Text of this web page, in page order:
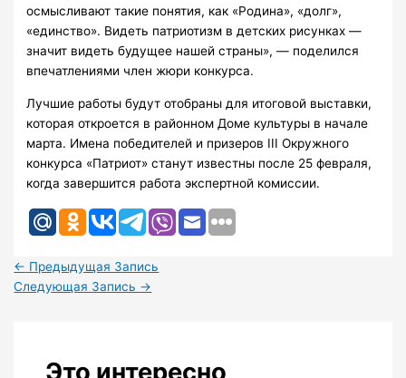
осмысливают такие понятия, как «Родина», «долг»,
«единство». Видеть патриотизм в детских рисунках —
значит видеть будущее нашей страны», — поделился
впечатлениями член жюри конкурса.
Лучшие работы будут отобраны для итоговой выставки,
которая откроется в районном Доме культуры в начале
марта. Имена победителей и призеров III Окружного
конкурса «Патриот» станут известны после 25 февраля,
когда завершится работа экспертной комиссии.
← Предыдущая Запись
Следующая Запись →
Это интересно